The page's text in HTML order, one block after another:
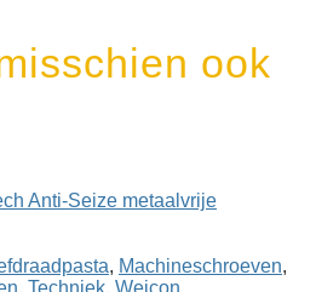
ook
, Machine­schroeven,
, Techniek, Weicon